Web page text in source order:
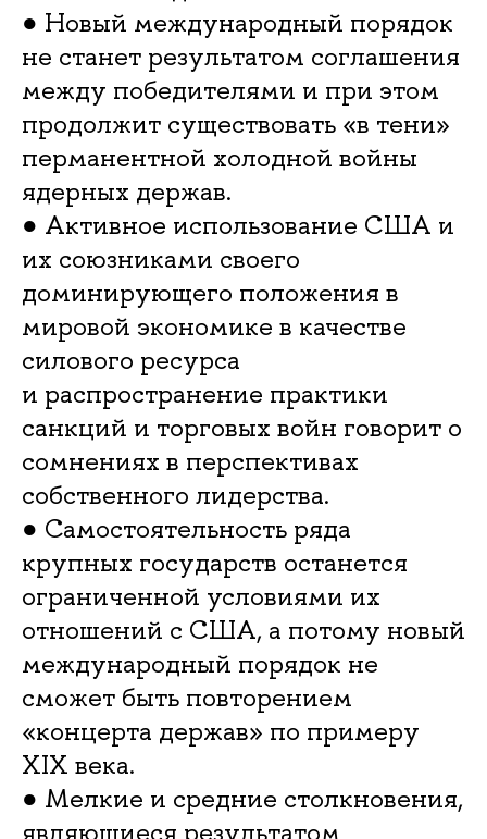
● Новый международный порядок
не станет результатом соглашения
между победителями и при этом
продолжит существовать «в тени»
перманентной холодной войны
ядерных держав.
● Активное использование США и
их союзниками своего
доминирующего положения в
мировой экономике в качестве
силового ресурса
и распространение практики
санкций и торговых войн говорит о
сомнениях в перспективах
собственного лидерства.
● Самостоятельность ряда
крупных государств останется
ограниченной условиями их
отношений с США, а потому новый
международный порядок не
сможет быть повторением
«концерта держав» по примеру
XIX века.
● Мелкие и средние столкновения,
являющиеся результатом